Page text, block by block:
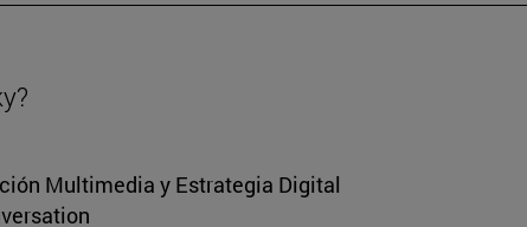
Multimedia y Estrategia Digital